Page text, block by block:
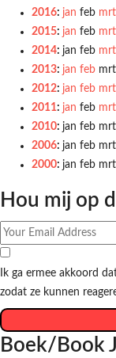
2016: jan feb mrt
2015: jan feb mrt
2014: jan feb mrt
2013: jan feb mrt
2012: jan feb mrt
2011: jan feb mrt
2010: jan feb mrt
2006: jan feb mrt
2000: jan feb mrt
Hou mij op
Ik ga ermee akkoord
zodat ze kunnen
Boek/Book